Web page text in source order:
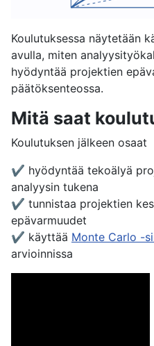
Koulutuksessa näytetään
avulla, miten
hyödyntää projektien
päätöksenteossa.
Mitä saat
Koulutuksen jälkeen osaat
✔ hyödyntää tekoälyä
analyysin tukena
✔ tunnistaa projektien
epävarmuudet
✔ käyttää Monte Carlo -
arvioinnissa